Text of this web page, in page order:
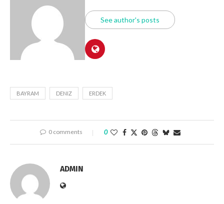
See author's posts
BAYRAM DENIZ ERDEK
0 comments 0
ADMIN